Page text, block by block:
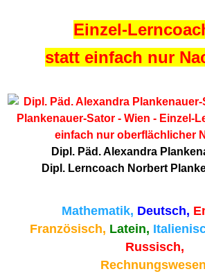
Einzel-
statt einfach nur
Dipl. Päd. Alexandra
Dipl. Lerncoach Norbert
Mathematik, Deutsch,
Französisch, Latein,
Russisch,